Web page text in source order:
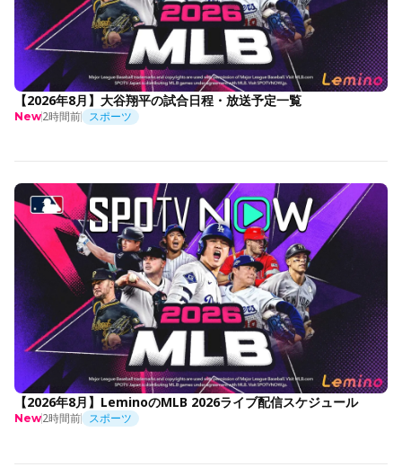
【2026年8月】大谷翔平の試合日程・放送予定一覧
New2時間前 スポーツ
【2026年8月】LeminoのMLB 2026ライブ配信スケジュール
New2時間前 スポーツ